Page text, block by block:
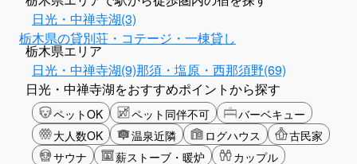
日光・中禅寺湖(3)
栃木県の貸別荘・コテージ・一棟貸し
栃木県エリア
日光・中禅寺湖(9)那須・塩原・西那須野(69)
日光・中禅寺湖をおすすめポイントから探す
ペットOK ペット同伴不可
バーベキュー
大人数OK
温泉近隣 ログハウス
古民家
サウナ
薪ストーブ・暖炉
カップル